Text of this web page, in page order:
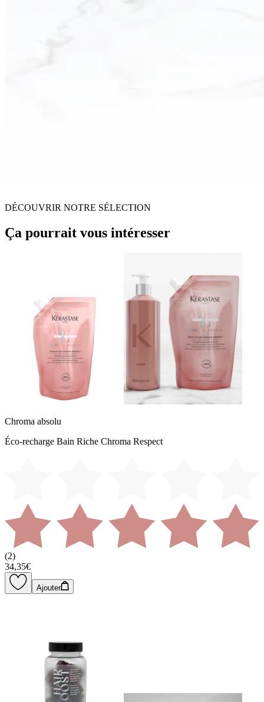
DÉCOUVRIR NOTRE SÉLECTION
Ça pourrait vous intéresser
Chroma absolu
Éco-recharge Bain Riche Chroma Respect
(2)
34,35€
Ajouter